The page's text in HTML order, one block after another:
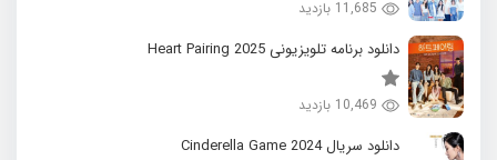
11,685 بازدید
دانلود برنامه تلویزیونی 2025 Heart Pairing
10,469 بازدید
دانلود سریال 2024 Cinderella Game